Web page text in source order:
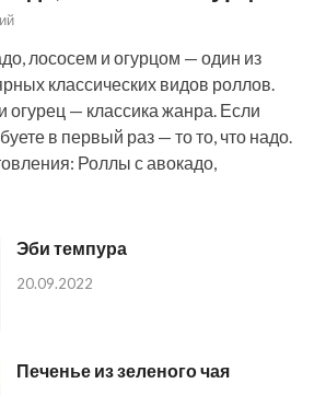
лососем и огурцом — один из
классических видов роллов.
огурец — классика жанра. Если
в первый раз — то то, что надо.
Роллы с авокадо,
Эби темпура
20.09.2022
Печенье из зеленого чая